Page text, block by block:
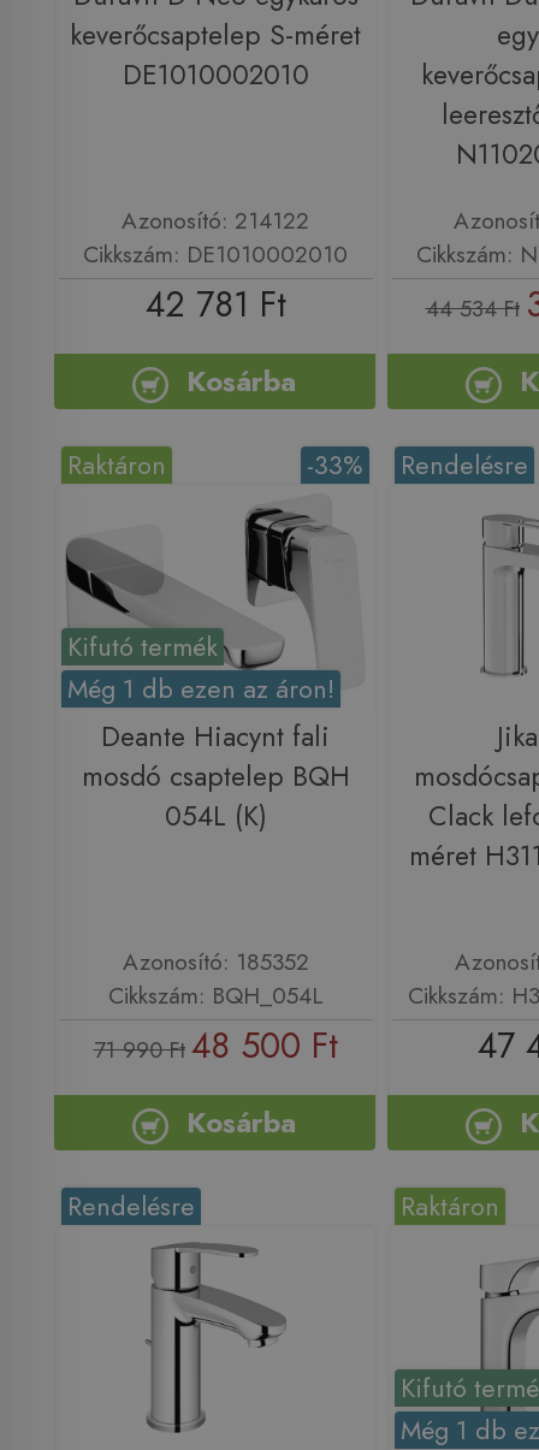
keverőcsaptelep S-méret
DE1010002010
Azonosító: 214122
Cikkszám: DE1010002010
42 781 Ft
Kosárba
Cikkszám:
44 534 Ft
Kifutó termék
Még 1 db ezen az áron!
-33%
Raktáron
Deante Hiacynt fali
mosdó csaptelep BQH
054L (K)
Azonosító: 185352
Cikkszám: BQH_054L
71 990 Ft 48 500 Ft
Kosárba
Rendelésre
Clack
méret
Cikkszám:
47
Rendelésre
Kifutó
Még 1 db
Raktáron